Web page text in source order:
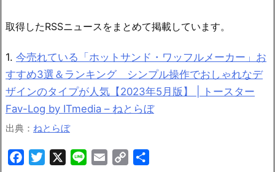
取得したRSSニュースをまとめて掲載しています。
1. 今売れている「ホットサンド・ワッフルメーカー」お
すすめ3選＆ランキング シンプル操作でおしゃれなデ
ザインのタイプが人気【2023年5月版】 | トースター
Fav-Log by ITmedia – ねとらぼ
出典： ねとらぼ
FacebookTwitter Line Email
Copy